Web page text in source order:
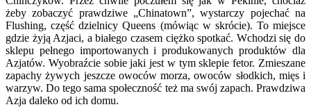
żeby zobaczyć prawdziwe „Chinatown”, wystarczy pojechać na
Flushing, część dzielnicy Queens (mówiąc w skrócie). To miejsce
gdzie żyją Azjaci, a białego czasem ciężko spotkać. Wchodzi się do
sklepu pełnego importowanych i produkowanych produktów dla
Azjatów. Wyobraźcie sobie jaki jest w tym sklepie fetor. Zmieszane
zapachy żywych jeszcze owoców morza, owoców słodkich, mięs i
warzyw. Do tego sama społeczność też ma swój zapach. Prawdziwa
Azja daleko od ich domu.